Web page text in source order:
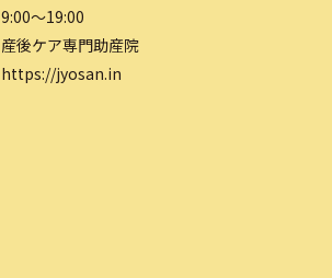
9:00～19:00
産後ケア専門助産院
https://jyosan.in